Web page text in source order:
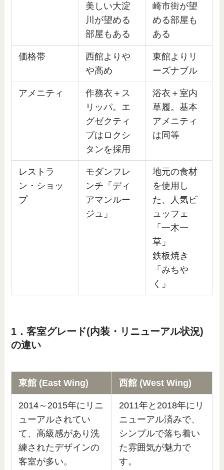
美しい大淀
川が望める
部屋もある
崎市街が望
める部屋も
ある
価格帯
西館よりや
や高め
東館よりリ
ーズナブル
アメニティ
作務衣＋ス
リッパ。エ
グゼクティ
ブはロクシ
タンを採用
浴衣＋室内
草履。基本
アメニティ
は同等
レストラ
ン・ショッ
プ
モダンフレ
ンチ「ディ
アマンルー
ジュ」
地元の食材
を使用し
た、人気ビ
ュッフェ
「一木一
草」
鉄板焼き
「みちや
く」
1．客室グレード(内装・リニューアル状況)
の違い
東館 (East Wing) 西館 (West Wing)
2014～2015年にリニ
ューアルされてい
て、高級感があり洗
練されたデザインの
客室が多い。
2011年と2018年にリ
ニューアル済みで、
シンプルで落ち着い
た雰囲気が魅力で
す。